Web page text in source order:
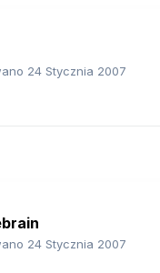
24 Stycznia 2007
24 Stycznia 2007